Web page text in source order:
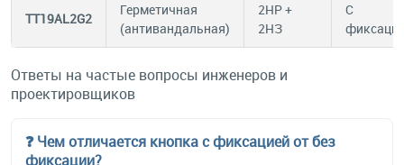
TT19AL2G2
Герметичная
(антивандальная)
2НР +
2НЗ
С
Ответы на частые вопросы инженеров и
проектировщиков
❓ Чем отличается кнопка с фиксацией от без
фиксации?